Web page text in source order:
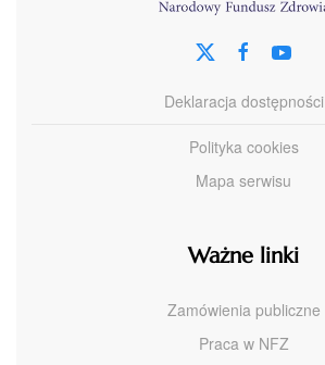
Deklaracja dostępności
Polityka cookies
Mapa serwisu
Ważne linki
Zamówienia publiczne
Praca w NFZ